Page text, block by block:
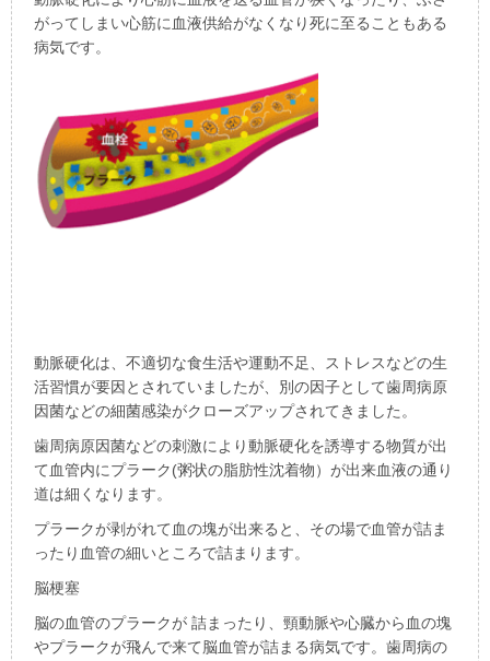
がってしまい心筋に血液供給がなくなり死に至ることもある
病気です。
動脈硬化は、不適切な食生活や運動不足、ストレスなどの生
活習慣が要因とされていましたが、別の因子として歯周病原
因菌などの細菌感染がクローズアップされてきました。
歯周病原因菌などの刺激により動脈硬化を誘導する物質が出
て血管内にプラーク(粥状の脂肪性沈着物）が出来血液の通り
道は細くなります。
プラークが剥がれて血の塊が出来ると、その場で血管が詰ま
ったり血管の細いところで詰まります。
脳梗塞
脳の血管のプラークが 詰まったり、頸動脈や心臓から血の塊
やプラークが飛んで来て脳血管が詰まる病気です。歯周病の